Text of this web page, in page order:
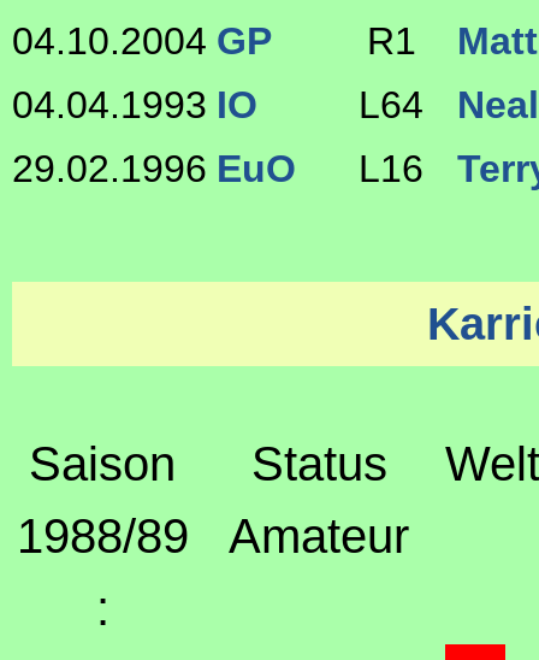
04.10.2004 GP R1
04.04.1993 IO L64
29.02.1996 EuO L16
Saison Status
1988/89
Amateur
: